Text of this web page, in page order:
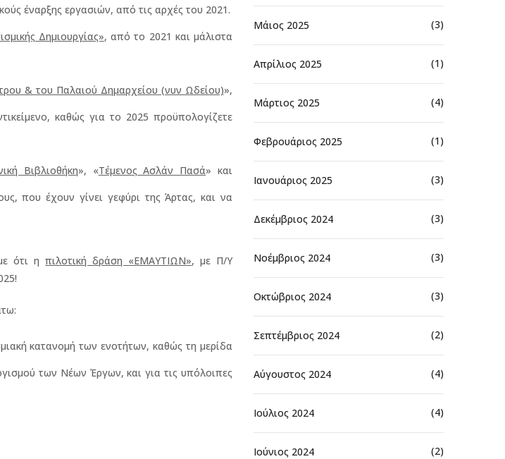
έναρξης εργασιών, από τις αρχές του 2021.
Δημιουργίας», από το 2021 και μάλιστα
& του Παλαιού Δημαρχείου (νυν Ωδείου)»,
καθώς για το 2025 προϋπολογίζετε
Βιβλιοθήκη», «Τέμενος Ασλάν Πασά» και
που έχουν γίνει γεφύρι της Άρτας, και να
ότι ηπιλοτική δράση «ΕΜΑΥΤΙΩΝ», με Π/Υ
κατανομή των ενοτήτων, καθώς τη μερίδα
των Νέων Έργων, και για τις υπόλοιπες
Μάιος 2025 (3)
Απρίλιος 2025 (1)
Μάρτιος 2025 (4)
Φεβρουάριος 2025 (1)
Ιανουάριος 2025 (3)
Δεκέμβριος 2024 (3)
Νοέμβριος 2024 (3)
Οκτώβριος 2024 (3)
Σεπτέμβριος 2024 (2)
Αύγουστος 2024 (4)
Ιούλιος 2024 (4)
Ιούνιος 2024 (2)